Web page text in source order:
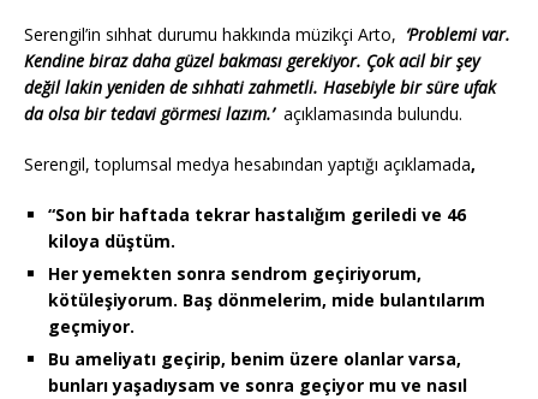
Serengil’in sıhhat durumu hakkında müzikçi Arto, ‘Problemi var.
Kendine biraz daha güzel bakması gerekiyor. Çok acil bir şey
değil lakin yeniden de sıhhati zahmetli. Hasebiyle bir süre ufak
da olsa bir tedavi görmesi lazım.’ açıklamasında bulundu.
Serengil, toplumsal medya hesabından yaptığı açıklamada,
“Son bir haftada tekrar hastalığım geriledi ve 46
kiloya düştüm.
Her yemekten sonra sendrom geçiriyorum,
kötüleşiyorum. Baş dönmelerim, mide bulantılarım
geçmiyor.
Bu ameliyatı geçirip, benim üzere olanlar varsa,
bunları yaşadıysam ve sonra geçiyor mu ve nasıl